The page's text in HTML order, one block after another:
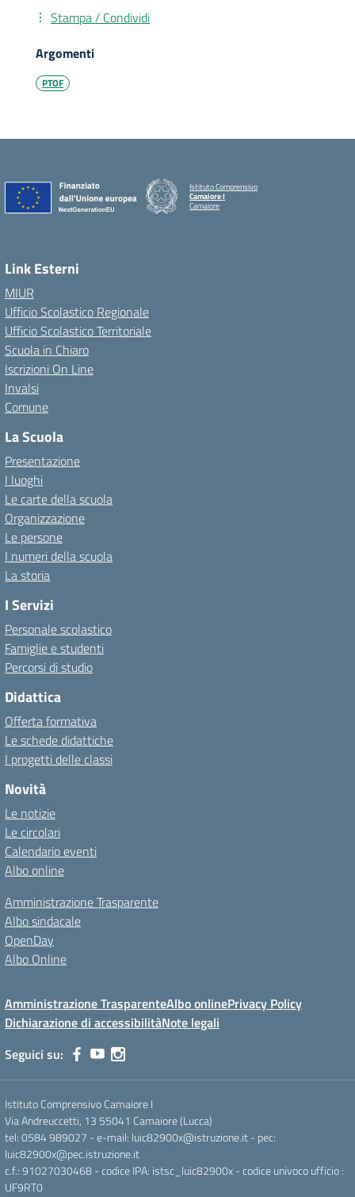
Stampa / Condividi
Argomenti
PTOF
Istituto Comprensivo
Camaiore I
Camaiore
Link Esterni
MIUR
Ufficio Scolastico Regionale
Ufficio Scolastico Territoriale
Scuola in Chiaro
Iscrizioni On Line
Invalsi
Comune
La Scuola
Presentazione
I luoghi
Le carte della scuola
Organizzazione
Le persone
I numeri della scuola
La storia
I Servizi
Personale scolastico
Famiglie e studenti
Percorsi di studio
Didattica
Offerta formativa
Le schede didattiche
I progetti delle classi
Novità
Le notizie
Le circolari
Calendario eventi
Albo online
Amministrazione Trasparente
Albo sindacale
OpenDay
Albo Online
Amministrazione TrasparenteAlbo onlinePrivacy Policy
Dichiarazione di accessibilitàNote legali
Seguici su:
Istituto Comprensivo Camaiore I
Via Andreuccetti, 13 55041 Camaiore (Lucca)
tel: 0584 989027 - e-mail: luic82900x@istruzione.it - pec:
luic82900x@pec.istruzione.it
c.f.: 91027030468 - codice IPA: istsc_luic82900x - codice univoco ufficio :
UF9RT0